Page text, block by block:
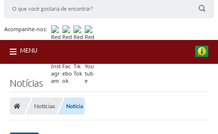
Acompanhe-nos:
MENU
Notícias
Notícias Notícia